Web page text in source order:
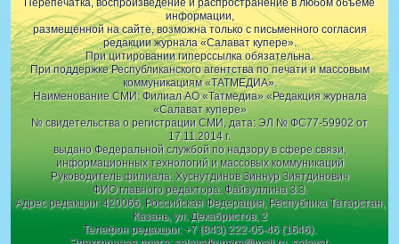
информации,
размещенной на сайте, возможна только с письменного согласия
редакции журнала «Салават купере».
При цитировании гиперссылка обязательна.
При поддержке Республиканского агентства по печати и массовым
коммуникациям «ТАТМЕДИА».
Наименование СМИ: Филиал АО «Татмедиа» «Редакция журнала
«Салават купере»
№ свидетельства о регистрации СМИ, дата: ЭЛ № ФС77-59902 от
17.11.2014 г.
выдано Федеральной службой по надзору в сфере связи,
информационных технологий и массовых коммуникаций
Руководитель филиала: Хуснутдинов Зиннур Зиятдинович
ФИО главного редактора: Файзуллина З.З.
Адрес редакции: 420066, Российская Федерация, Республика Татарстан,
Казань, ул. Декабристов, 2
Телефон редакции: +7 (843) 222-05-46 (1646).